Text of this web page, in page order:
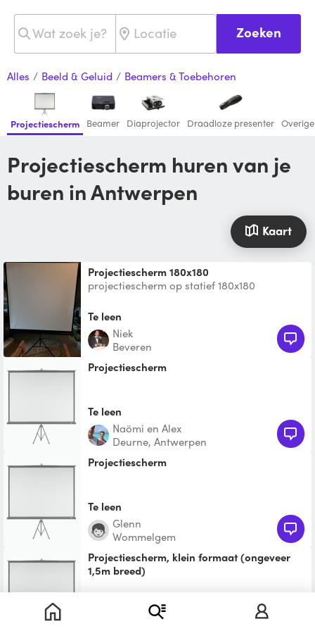
Zoeken
Alles / Beeld & Geluid / Beamers & Toebehoren
Projectiescherm Beamer Diaprojector Draadloze presenter
Projectiescherm huren van je
buren in Antwerpen
Kaart
Projectiescherm 180x180
projectiescherm op statief 180x180
Te leen
Niek
Beveren
Projectiescherm
Te leen
Naömi en Alex
Deurne, Antwerpen
Projectiescherm
Te leen
Glenn
Wommelgem
projectiescherm, klein formaat (ongeveer
1,5m breed)